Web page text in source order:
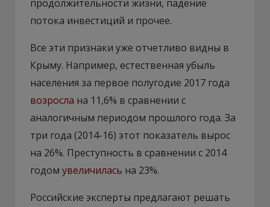
продолжительности жизни, падение
потока инвестиций и прочее.
Все эти признаки уже отчетливо видны в
Крыму. Например, естественная убыль
населения за первое полугодие 2017 года
возросла на 11,6% в сравнении с
аналогичным периодом прошлого года. За
три года (2014-16) этот показатель вырос
на 26%. Преступность в сравнении с 2014
годом увеличилась на 23%.
Российские эксперты предлагают решать